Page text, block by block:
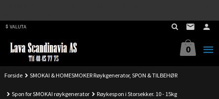
VALUTA
0
Forside SMOKAI & HOMESMOKER Røykgenerator, SPON & TILBEHØR
Spon for SMOKAI røykgenerator Røykespon i Storsekker. 10 - 15kg